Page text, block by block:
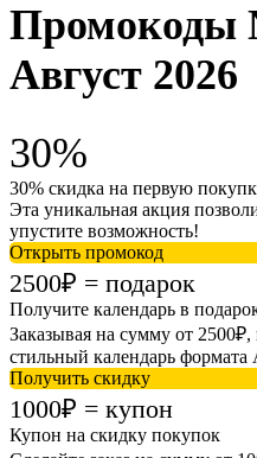
Промокоды
Август 2026
30%
30% скидка на первую
Эта уникальная акция
упустите возможность!
Открыть промокод
2500₽ = подарок
Получите календарь в
Заказывая на сумму от
стильный календарь формата
Получить скидку
1000₽ = купон
Купон на скидку покупок